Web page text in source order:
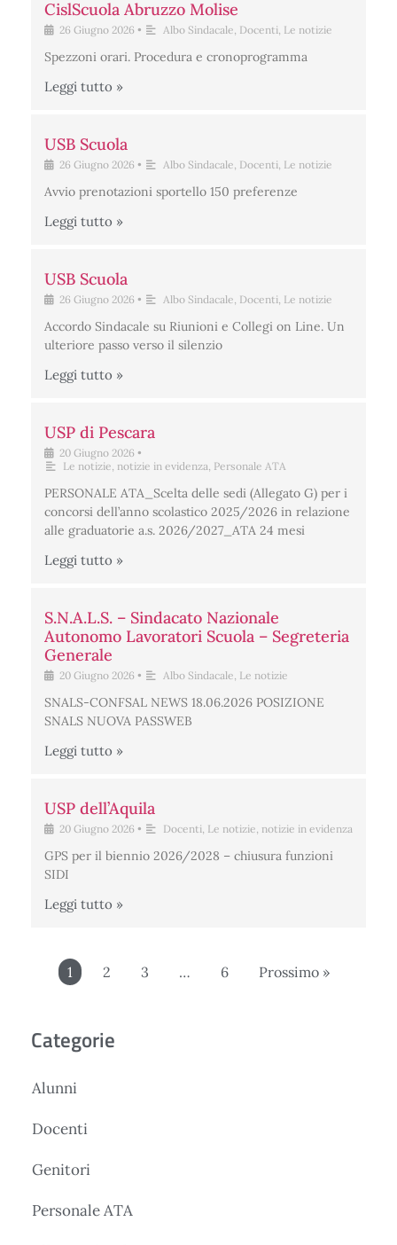
CislScuola Abruzzo Molise
26 Giugno 2026 • Albo Sindacale Docenti Le notizie
Spezzoni orari. Procedura e cronoprogramma
Leggi tutto »
USB Scuola
26 Giugno 2026 • Albo Sindacale Docenti Le notizie
Avvio prenotazioni sportello 150 preferenze
Leggi tutto »
USB Scuola
26 Giugno 2026 • Albo Sindacale Docenti Le notizie
Accordo Sindacale su Riunioni e Collegi on Line. Un
ulteriore passo verso il silenzio
Leggi tutto »
USP di Pescara
20 Giugno 2026 •
Le notizie notizie in evidenza Personale ATA
PERSONALE ATA_Scelta delle sedi (Allegato G) per i
concorsi dell’anno scolastico 2025/2026 in relazione
alle graduatorie a.s. 2026/2027_ATA 24 mesi
Leggi tutto »
S.N.A.L.S. – Sindacato Nazionale
Autonomo Lavoratori Scuola – Segreteria
Generale
20 Giugno 2026 • Albo Sindacale Le notizie
SNALS-CONFSAL NEWS 18.06.2026 POSIZIONE
SNALS NUOVA PASSWEB
Leggi tutto »
USP dell’Aquila
20 Giugno 2026 • Docenti Le notizie notizie in evidenza
GPS per il biennio 2026/2028 – chiusura funzioni
SIDI
Leggi tutto »
1 2 3 … 6 Prossimo »
Categorie
Alunni
Docenti
Genitori
Personale ATA